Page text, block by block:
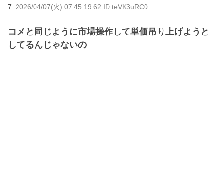
7: 2026/04/07(火) 07:45:19.62 ID:teVK3uRC0
コメと同じように市場操作して単価吊り上げようと
してるんじゃないの